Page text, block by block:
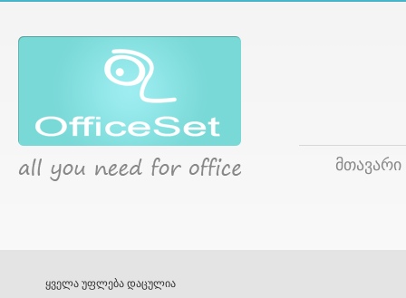
ყველა უფლება დაცულია